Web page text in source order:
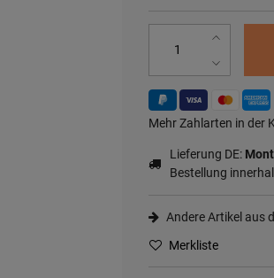
Mehr Zahlarten in der
Lieferung DE:
Bestellung
Andere Artikel aus
Merkliste